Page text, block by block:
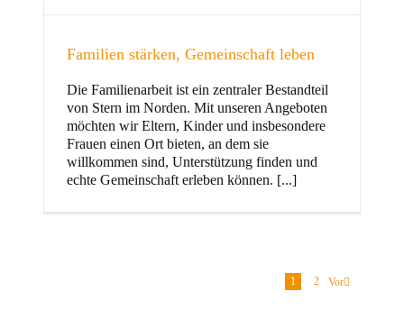
Familien stärken, Gemeinschaft leben
Die Familienarbeit ist ein zentraler Bestandteil
von Stern im Norden. Mit unseren Angeboten
möchten wir Eltern, Kinder und insbesondere
Frauen einen Ort bieten, an dem sie
willkommen sind, Unterstützung finden und
echte Gemeinschaft erleben können. [...]
1 2 Vor